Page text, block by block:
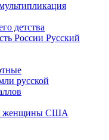
детства
России Русский
русской
женщины США